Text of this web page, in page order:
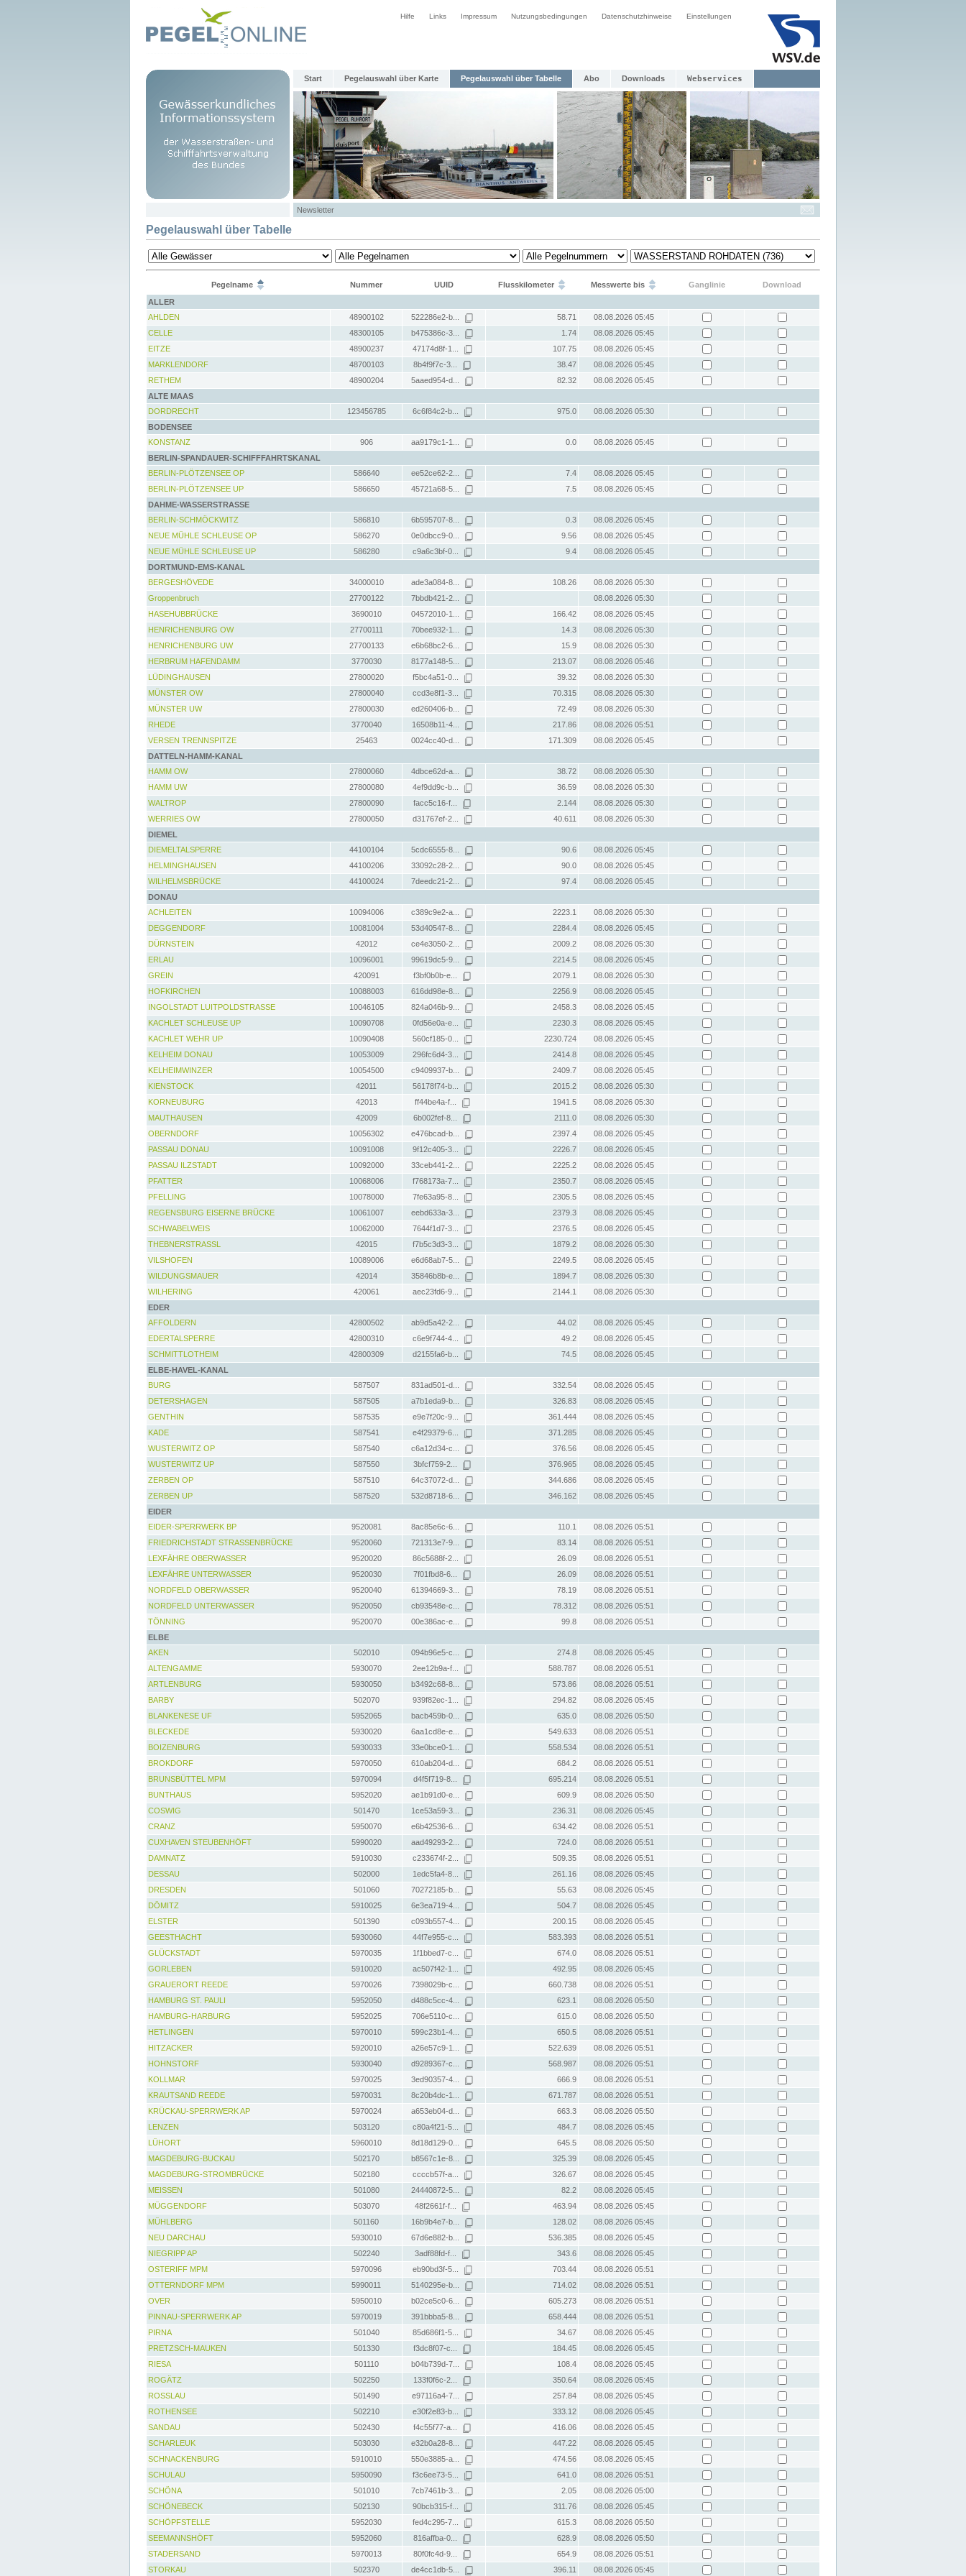
Hilfe Links Impressum Nutzungsbedingungen Datenschutzhinweise Einstellungen
Start Pegelauswahl über Karte Pegelauswahl über Tabelle Abo Downloads Webservices
Newsletter
Pegelauswahl über Tabelle
Pegelname Nummer UUID Flusskilometer Messwerte bis Ganglinie
Download
ALLER
AHLDEN
48900102 522286e2-b... 58.71
08.08.2026 05:45
CELLE
48300105 b475386c-3... 1.74
08.08.2026 05:45
EITZE
48900237 47174d8f-1... 107.75
08.08.2026 05:45
MARKLENDORF
48700103 8b4f9f7c-3... 38.47
08.08.2026 05:45
RETHEM
48900204 5aaed954-d... 82.32
08.08.2026 05:45
ALTE MAAS
DORDRECHT
123456785 6c6f84c2-b... 975.0
08.08.2026 05:30
BODENSEE
KONSTANZ
906 aa9179c1-1... 0.0
08.08.2026 05:45
BERLIN-SPANDAUER-SCHIFFFAHRTSKANAL
BERLIN-PLÖTZENSEE OP
586640 ee52ce62-2... 7.4
08.08.2026 05:45
BERLIN-PLÖTZENSEE UP
586650 45721a68-5... 7.5
08.08.2026 05:45
DAHME-WASSERSTRASSE
BERLIN-SCHMÖCKWITZ
586810 6b595707-8... 0.3
08.08.2026 05:45
NEUE MÜHLE SCHLEUSE OP
586270 0e0dbcc9-0... 9.56
08.08.2026 05:45
NEUE MÜHLE SCHLEUSE UP
586280 c9a6c3bf-0... 9.4
08.08.2026 05:45
DORTMUND-EMS-KANAL
BERGESHÖVEDE
34000010 ade3a084-8... 108.26
08.08.2026 05:30
Groppenbruch
27700122 7bbdb421-2...
08.08.2026 05:30
HASEHUBBRÜCKE
3690010 04572010-1... 166.42
08.08.2026 05:45
HENRICHENBURG OW
27700111 70bee932-1... 14.3
08.08.2026 05:30
HENRICHENBURG UW
27700133 e6b68bc2-6... 15.9
08.08.2026 05:30
HERBRUM HAFENDAMM
3770030 8177a148-5... 213.07
08.08.2026 05:46
LÜDINGHAUSEN
27800020 f5bc4a51-0... 39.32
08.08.2026 05:30
MÜNSTER OW
27800040 ccd3e8f1-3... 70.315
08.08.2026 05:30
MÜNSTER UW
27800030 ed260406-b... 72.49
08.08.2026 05:30
RHEDE
3770040 16508b11-4... 217.86
08.08.2026 05:51
VERSEN TRENNSPITZE
25463 0024cc40-d... 171.309
08.08.2026 05:45
DATTELN-HAMM-KANAL
HAMM OW
27800060 4dbce62d-a... 38.72
08.08.2026 05:30
HAMM UW
27800080 4ef9dd9c-b... 36.59
08.08.2026 05:30
WALTROP
27800090 facc5c16-f... 2.144
08.08.2026 05:30
WERRIES OW
27800050 d31767ef-2... 40.611
08.08.2026 05:30
DIEMEL
DIEMELTALSPERRE
44100104 5cdc6555-8... 90.6
08.08.2026 05:45
HELMINGHAUSEN
44100206 33092c28-2... 90.0
08.08.2026 05:45
WILHELMSBRÜCKE
44100024 7deedc21-2... 97.4
08.08.2026 05:45
DONAU
ACHLEITEN
10094006 c389c9e2-a... 2223.1
08.08.2026 05:30
DEGGENDORF
10081004 53d40547-8... 2284.4
08.08.2026 05:45
DÜRNSTEIN
42012 ce4e3050-2... 2009.2
08.08.2026 05:30
ERLAU
10096001 99619dc5-9... 2214.5
08.08.2026 05:45
GREIN
420091 f3bf0b0b-e... 2079.1
08.08.2026 05:30
HOFKIRCHEN
10088003 616dd98e-8... 2256.9
08.08.2026 05:45
INGOLSTADT LUITPOLDSTRASSE
10046105 824a046b-9... 2458.3
08.08.2026 05:45
KACHLET SCHLEUSE UP
10090708 0fd56e0a-e... 2230.3
08.08.2026 05:45
KACHLET WEHR UP
10090408 560cf185-0... 2230.724
08.08.2026 05:45
KELHEIM DONAU
10053009 296fc6d4-3... 2414.8
08.08.2026 05:45
KELHEIMWINZER
10054500 c9409937-b... 2409.7
08.08.2026 05:45
KIENSTOCK
42011 56178f74-b... 2015.2
08.08.2026 05:30
KORNEUBURG
42013 ff44be4a-f... 1941.5
08.08.2026 05:30
MAUTHAUSEN
42009 6b002fef-8... 2111.0
08.08.2026 05:30
OBERNDORF
10056302 e476bcad-b... 2397.4
08.08.2026 05:45
PASSAU DONAU
10091008 9f12c405-3... 2226.7
08.08.2026 05:45
PASSAU ILZSTADT
10092000 33ceb441-2... 2225.2
08.08.2026 05:45
PFATTER
10068006 f768173a-7... 2350.7
08.08.2026 05:45
PFELLING
10078000 7fe63a95-8... 2305.5
08.08.2026 05:45
REGENSBURG EISERNE BRÜCKE
10061007 eebd633a-3... 2379.3
08.08.2026 05:45
SCHWABELWEIS
10062000 7644f1d7-3... 2376.5
08.08.2026 05:45
THEBNERSTRASSL
42015 f7b5c3d3-3... 1879.2
08.08.2026 05:30
VILSHOFEN
10089006 e6d68ab7-5... 2249.5
08.08.2026 05:45
WILDUNGSMAUER
42014 35846b8b-e... 1894.7
08.08.2026 05:30
WILHERING
420061 aec23fd6-9... 2144.1
08.08.2026 05:30
EDER
AFFOLDERN
42800502 ab9d5a42-2... 44.02
08.08.2026 05:45
EDERTALSPERRE
42800310 c6e9f744-4... 49.2
08.08.2026 05:45
SCHMITTLOTHEIM
42800309 d2155fa6-b... 74.5
08.08.2026 05:45
ELBE-HAVEL-KANAL
BURG
587507 831ad501-d... 332.54
08.08.2026 05:45
DETERSHAGEN
587505 a7b1eda9-b... 326.83
08.08.2026 05:45
GENTHIN
587535 e9e7f20c-9... 361.444
08.08.2026 05:45
KADE
587541 e4f29379-6... 371.285
08.08.2026 05:45
WUSTERWITZ OP
587540 c6a12d34-c... 376.56
08.08.2026 05:45
WUSTERWITZ UP
587550 3bfcf759-2... 376.965
08.08.2026 05:45
ZERBEN OP
587510 64c37072-d... 344.686
08.08.2026 05:45
ZERBEN UP
587520 532d8718-6... 346.162
08.08.2026 05:45
EIDER
EIDER-SPERRWERK BP
9520081 8ac85e6c-6... 110.1
08.08.2026 05:51
FRIEDRICHSTADT STRASSENBRÜCKE
9520060 721313e7-9... 83.14
08.08.2026 05:51
LEXFÄHRE OBERWASSER
9520020 86c5688f-2... 26.09
08.08.2026 05:51
LEXFÄHRE UNTERWASSER
9520030 7f01fbd8-6... 26.09
08.08.2026 05:51
NORDFELD OBERWASSER
9520040 61394669-3... 78.19
08.08.2026 05:51
NORDFELD UNTERWASSER
9520050 cb93548e-c... 78.312
08.08.2026 05:51
TÖNNING
9520070 00e386ac-e... 99.8
08.08.2026 05:51
ELBE
AKEN
502010 094b96e5-c... 274.8
08.08.2026 05:45
ALTENGAMME
5930070 2ee12b9a-f... 588.787
08.08.2026 05:51
ARTLENBURG
5930050 b3492c68-8... 573.86
08.08.2026 05:51
BARBY
502070 939f82ec-1... 294.82
08.08.2026 05:45
BLANKENESE UF
5952065 bacb459b-0... 635.0
08.08.2026 05:50
BLECKEDE
5930020 6aa1cd8e-e... 549.633
08.08.2026 05:51
BOIZENBURG
5930033 33e0bce0-1... 558.534
08.08.2026 05:51
BROKDORF
5970050 610ab204-d... 684.2
08.08.2026 05:51
BRUNSBÜTTEL MPM
5970094 d4f5f719-8... 695.214
08.08.2026 05:51
BUNTHAUS
5952020 ae1b91d0-e... 609.9
08.08.2026 05:50
COSWIG
501470 1ce53a59-3... 236.31
08.08.2026 05:45
CRANZ
5950070 e6b42536-6... 634.42
08.08.2026 05:51
CUXHAVEN STEUBENHÖFT
5990020 aad49293-2... 724.0
08.08.2026 05:51
DAMNATZ
5910030 c233674f-2... 509.35
08.08.2026 05:51
DESSAU
502000 1edc5fa4-8... 261.16
08.08.2026 05:45
DRESDEN
501060 70272185-b... 55.63
08.08.2026 05:45
DÖMITZ
5910025 6e3ea719-4... 504.7
08.08.2026 05:45
ELSTER
501390 c093b557-4... 200.15
08.08.2026 05:45
GEESTHACHT
5930060 44f7e955-c... 583.393
08.08.2026 05:51
GLÜCKSTADT
5970035 1f1bbed7-c... 674.0
08.08.2026 05:51
GORLEBEN
5910020 ac507f42-1... 492.95
08.08.2026 05:45
GRAUERORT REEDE
5970026 7398029b-c... 660.738
08.08.2026 05:51
HAMBURG ST. PAULI
5952050 d488c5cc-4... 623.1
08.08.2026 05:50
HAMBURG-HARBURG
5952025 706e5110-c... 615.0
08.08.2026 05:50
HETLINGEN
5970010 599c23b1-4... 650.5
08.08.2026 05:51
HITZACKER
5920010 a26e57c9-1... 522.639
08.08.2026 05:51
HOHNSTORF
5930040 d9289367-c... 568.987
08.08.2026 05:51
KOLLMAR
5970025 3ed90357-4... 666.9
08.08.2026 05:51
KRAUTSAND REEDE
5970031 8c20b4dc-1... 671.787
08.08.2026 05:51
KRÜCKAU-SPERRWERK AP
5970024 a653eb04-d... 663.3
08.08.2026 05:50
LENZEN
503120 c80a4f21-5... 484.7
08.08.2026 05:45
LÜHORT
5960010 8d18d129-0... 645.5
08.08.2026 05:50
MAGDEBURG-BUCKAU
502170 b8567c1e-8... 325.39
08.08.2026 05:45
MAGDEBURG-STROMBRÜCKE
502180 ccccb57f-a... 326.67
08.08.2026 05:45
MEISSEN
501080 24440872-5... 82.2
08.08.2026 05:45
MÜGGENDORF
503070 48f2661f-f... 463.94
08.08.2026 05:45
MÜHLBERG
501160 16b9b4e7-b... 128.02
08.08.2026 05:45
NEU DARCHAU
5930010 67d6e882-b... 536.385
08.08.2026 05:45
NIEGRIPP AP
502240 3adf88fd-f... 343.6
08.08.2026 05:45
OSTERIFF MPM
5970096 eb90bd3f-5... 703.44
08.08.2026 05:51
OTTERNDORF MPM
5990011 5140295e-b... 714.02
08.08.2026 05:51
OVER
5950010 b02ce5c0-6... 605.273
08.08.2026 05:51
PINNAU-SPERRWERK AP
5970019 391bbba5-8... 658.444
08.08.2026 05:51
PIRNA
501040 85d686f1-5... 34.67
08.08.2026 05:45
PRETZSCH-MAUKEN
501330 f3dc8f07-c... 184.45
08.08.2026 05:45
RIESA
501110 b04b739d-7... 108.4
08.08.2026 05:45
ROGÄTZ
502250 133f0f6c-2... 350.64
08.08.2026 05:45
ROSSLAU
501490 e97116a4-7... 257.84
08.08.2026 05:45
ROTHENSEE
502210 e30f2e83-b... 333.12
08.08.2026 05:45
SANDAU
502430 f4c55f77-a... 416.06
08.08.2026 05:45
SCHARLEUK
503030 e32b0a28-8... 447.22
08.08.2026 05:45
SCHNACKENBURG
5910010 550e3885-a... 474.56
08.08.2026 05:45
SCHULAU
5950090 f3c6ee73-5... 641.0
08.08.2026 05:51
SCHÖNA
501010 7cb7461b-3... 2.05
08.08.2026 05:00
SCHÖNEBECK
502130 90bcb315-f... 311.76
08.08.2026 05:45
SCHÖPFSTELLE
5952030 fed4c295-7... 615.3
08.08.2026 05:50
SEEMANNSHÖFT
5952060 816affba-0... 628.9
08.08.2026 05:50
STADERSAND
5970013 80f0fc4d-9... 654.9
08.08.2026 05:51
STORKAU
502370 de4cc1db-5... 396.11 08.08.2026 05:45